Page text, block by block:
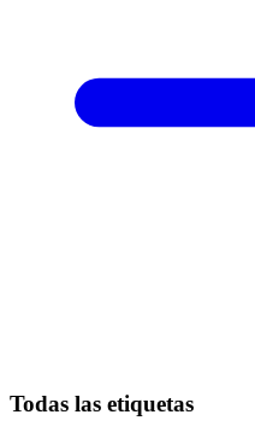
Todas las etiquetas